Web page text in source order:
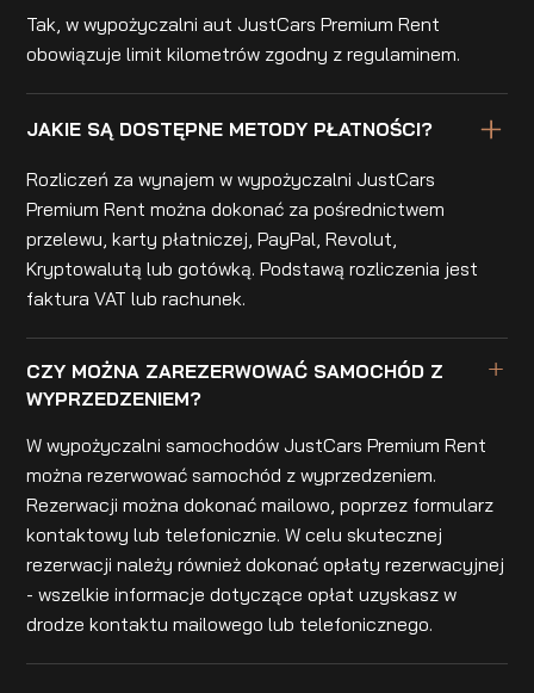
Tak, w wypożyczalni aut JustCars Premium Rent
obowiązuje limit kilometrów zgodny z regulaminem.
JAKIE SĄ DOSTĘPNE METODY PŁATNOŚCI?
Rozliczeń za wynajem w wypożyczalni JustCars
Premium Rent można dokonać za pośrednictwem
przelewu, karty płatniczej, PayPal, Revolut,
Kryptowalutą lub gotówką. Podstawą rozliczenia jest
faktura VAT lub rachunek.
CZY MOŻNA ZAREZERWOWAĆ SAMOCHÓD Z
WYPRZEDZENIEM?
W wypożyczalni samochodów JustCars Premium Rent
można rezerwować samochód z wyprzedzeniem.
Rezerwacji można dokonać mailowo, poprzez formularz
kontaktowy lub telefonicznie. W celu skutecznej
rezerwacji należy również dokonać opłaty rezerwacyjnej
- wszelkie informacje dotyczące opłat uzyskasz w
drodze kontaktu mailowego lub telefonicznego.